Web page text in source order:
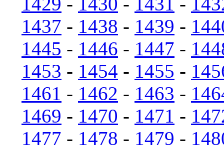
1437 - 1438 - 1439 -
1445 - 1446 - 1447 -
1453 - 1454 - 1455 -
1461 - 1462 - 1463 -
1469 - 1470 - 1471 -
1477 - 1478 - 1479 -